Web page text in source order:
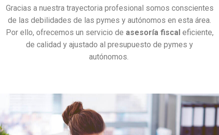
Gracias a nuestra trayectoria profesional somos conscientes
de las debilidades de las pymes y autónomos en esta área.
Por ello, ofrecemos un servicio de asesoría fiscal eficiente,
de calidad y ajustado al presupuesto de pymes y
autónomos.